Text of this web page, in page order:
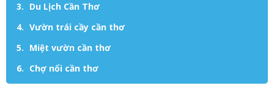
Du Lịch Cần Thơ
Vườn trái cầy cần thơ
Miệt vườn cần thơ
Chợ nổi cần thơ